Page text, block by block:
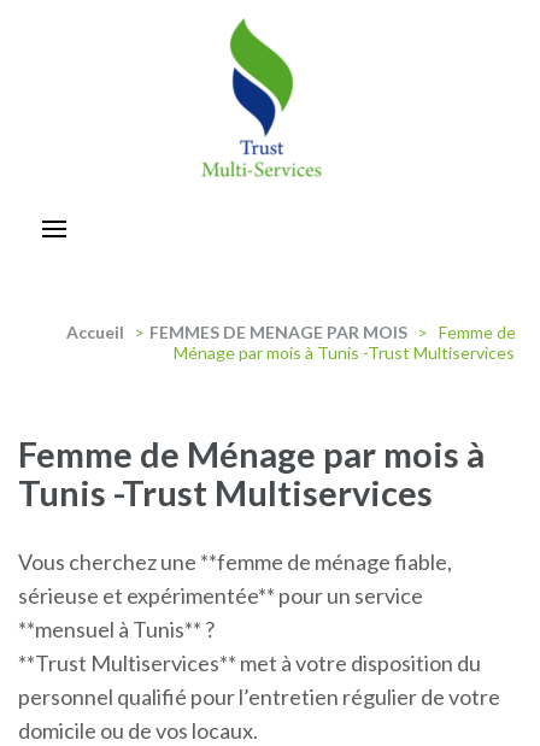
Accueil > FEMMES DE MENAGE PAR MOIS > Femme de
Ménage par mois à Tunis -Trust Multiservices
Femme de Ménage par mois à
Tunis -Trust Multiservices
Vous cherchez une **femme de ménage fiable,
sérieuse et expérimentée** pour un service
**mensuel à Tunis** ?
**Trust Multiservices** met à votre disposition du
personnel qualifié pour l’entretien régulier de votre
domicile ou de vos locaux.